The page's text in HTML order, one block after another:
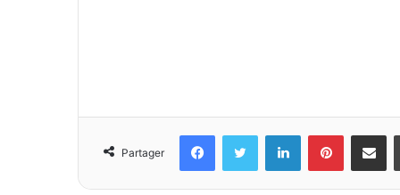
Partager
FacebookTwitter LinkedinPinterest